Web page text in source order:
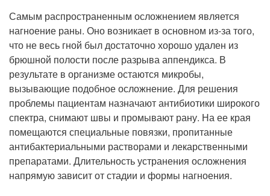
Самым распространенным осложнением является
нагноение раны. Оно возникает в основном из-за того,
что не весь гной был достаточно хорошо удален из
брюшной полости после разрыва аппендикса. В
результате в организме остаются микробы,
вызывающие подобное осложнение. Для решения
проблемы пациентам назначают антибиотики широкого
спектра, снимают швы и промывают рану. На ее края
помещаются специальные повязки, пропитанные
антибактериальными растворами и лекарственными
препаратами. Длительность устранения осложнения
напрямую зависит от стадии и формы нагноения.